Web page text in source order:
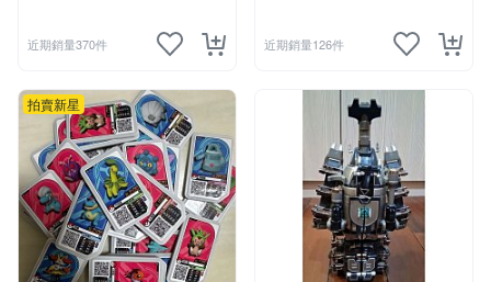
近期銷量370件 近期銷量126件
拍賣新星